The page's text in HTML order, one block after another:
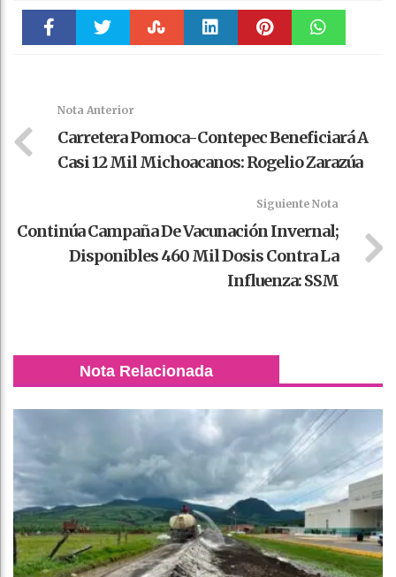
Nota Anterior
Carretera Pomoca-Contepec Beneficiará A
Casi 12 Mil Michoacanos: Rogelio Zarazúa
Siguiente Nota
Continúa Campaña De Vacunación Invernal;
Disponibles 460 Mil Dosis Contra La
Influenza: SSM
Nota Relacionada